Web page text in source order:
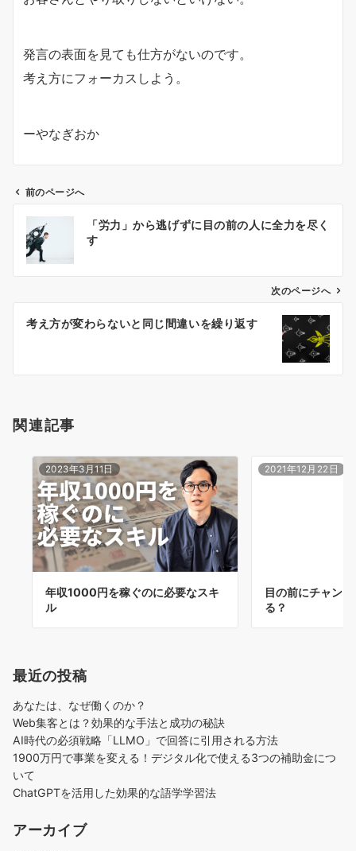
発言の表面を見ても仕方がないのです。
考え方にフォーカスしよう。
ーやなぎおか
ン
前のページへ
「労力」から逃げずに目の前の人に全力を尽く
す
次のページへ
考え方が変わらないと同じ間違いを繰り返す
関連記事
2023年3月11日
年収1000円を稼ぐのに必要なスキ
ル
2021年12月22日
目の前にチャン
る？
最近の投稿
あなたは、なぜ働くのか？
Web集客とは？効果的な手法と成功の秘訣
AI時代の必須戦略「LLMO」で回答に引用される方法
1900万円で事業を変える！デジタル化で使える3つの補助金につ
いて
ChatGPTを活用した効果的な語学学習法
アーカイブ